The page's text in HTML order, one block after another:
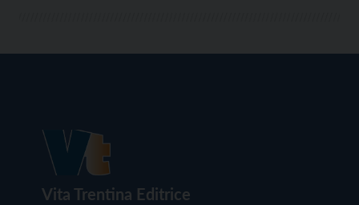
Vita Trentina Editrice